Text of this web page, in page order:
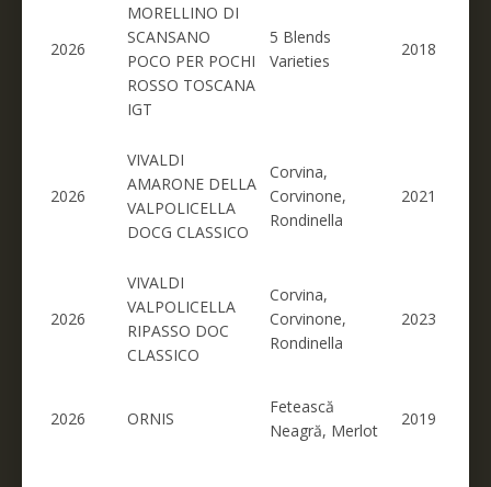
2026
MORELLINO DI
SCANSANO
POCO PER POCHI
ROSSO TOSCANA
IGT
5 Blends
Varieties
2018
2026
VIVALDI
AMARONE DELLA
VALPOLICELLA
DOCG CLASSICO
Corvina,
Corvinone,
Rondinella
2021
2026
VIVALDI
VALPOLICELLA
RIPASSO DOC
CLASSICO
Corvina,
Corvinone,
Rondinella
2023
2026 ORNIS
Fetească
Neagră, Merlot
2019